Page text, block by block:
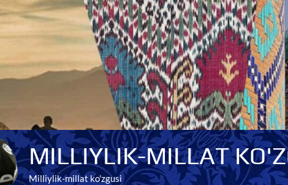
MILLIYLIK-MILLAT
Milliylik-millat ko'zgusi